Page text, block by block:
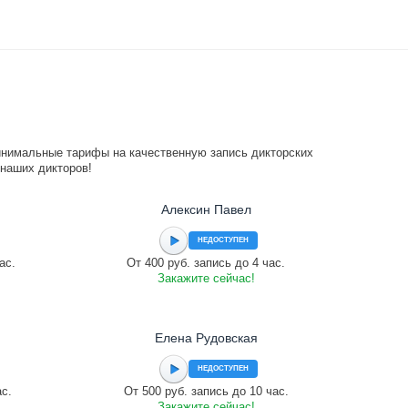
тарифы на качественную запись дикторских
дикторов!
Алексин Павел
НЕДОСТУПЕН
От 400 руб. запись до 4 час.
Закажите сейчас!
Елена Рудовская
НЕДОСТУПЕН
От 500 руб. запись до 10 час.